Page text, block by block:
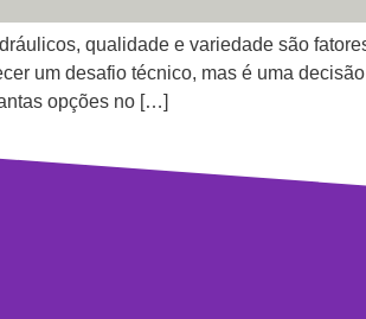
qualidade e variedade são
um desafio técnico, mas é uma
opções no […]